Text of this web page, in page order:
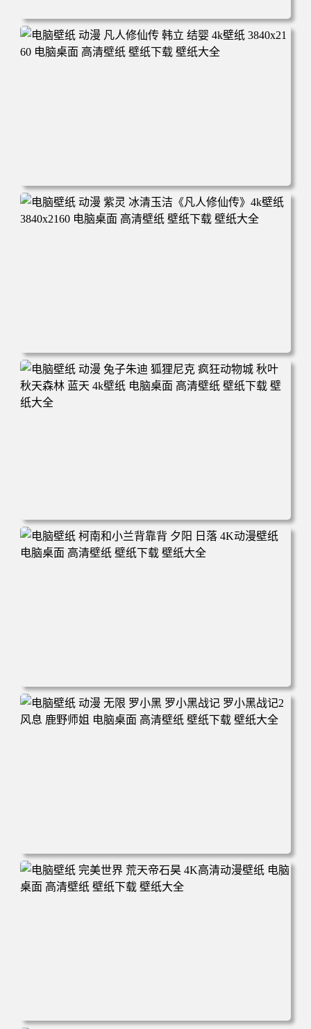
电脑壁纸 动漫角色 卡通场景 夏日休闲 夏日壁纸 治愈系 童
年回忆 荷塘荷叶 蜡笔小新 电脑桌面 高清壁纸 壁纸下载 壁
电脑壁纸 动漫 凡人修仙传 韩立 结婴 4k壁纸 3840x2160 电
脑桌面 高清壁纸 壁纸下载 壁纸大全
电脑壁纸 动漫 紫灵 冰清玉洁《凡人修仙传》4k壁纸 3840x2
160 电脑桌面 高清壁纸 壁纸下载 壁纸大全
电脑壁纸 动漫 兔子朱迪 狐狸尼克 疯狂动物城 秋叶 秋天森
林 蓝天 4k壁纸 电脑桌面 高清壁纸 壁纸下载 壁纸大全
电脑壁纸 柯南和小兰背靠背 夕阳 日落 4K动漫壁纸 电脑桌
面 高清壁纸 壁纸下载 壁纸大全
电脑壁纸 动漫 无限 罗小黑 罗小黑战记 罗小黑战记2 风息
鹿野师姐 电脑桌面 高清壁纸 壁纸下载 壁纸大全